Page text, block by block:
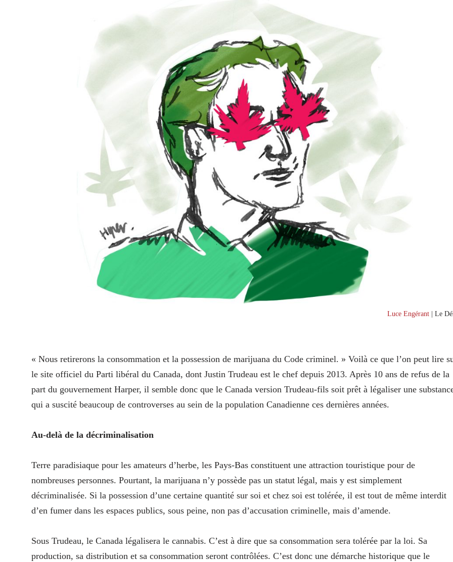
Luce Engérant | Le
« Nous retirerons la consommation et la possession de marijuana du Code criminel. » Voilà ce que l’on peut lire
le site officiel du Parti libéral du Canada, dont Justin Trudeau est le chef depuis 2013. Après 10 ans de refus de la
part du gouvernement Harper, il semble donc que le Canada version Trudeau-fils soit prêt à légaliser une
qui a suscité beaucoup de controverses au sein de la population Canadienne ces dernières années.
Au-delà de la décriminalisation
Terre paradisiaque pour les amateurs d’herbe, les Pays-Bas constituent une attraction touristique pour de
nombreuses personnes. Pourtant, la marijuana n’y possède pas un statut légal, mais y est simplement
décriminalisée. Si la possession d’une certaine quantité sur soi et chez soi est tolérée, il est tout de même interdit
d’en fumer dans les espaces publics, sous peine, non pas d’accusation criminelle, mais d’amende.
Sous Trudeau, le Canada légalisera le cannabis. C’est à dire que sa consommation sera tolérée par la loi. Sa
production, sa distribution et sa consommation seront contrôlées. C’est donc une démarche historique que le